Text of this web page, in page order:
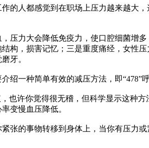
人都感觉到在职场上压力越来越大
力大会降低免疫力，使口腔细菌增
构，损害记忆；三是重度痛经，女性
牙。
一种简单有效的减压方法，即“478”呼
许你觉得很无稽，但科学显示这种
变慢血压降低。
的事物转移到身体上，当你有压力